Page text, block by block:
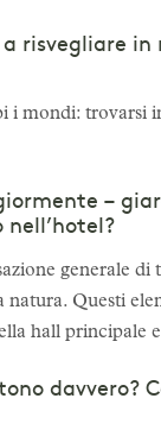
risvegliare
i mondi: trovarsi
–
generale
Questi
hall principale
davvero?